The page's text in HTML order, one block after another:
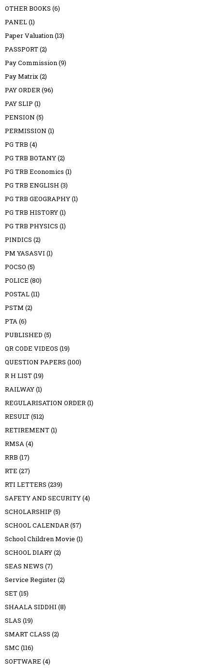
OTHER BOOKS (6)
PANEL(1)
Paper Valuation(13)
PASSPORT(2)
Pay Commission(9)
Pay Matrix(2)
PAY ORDER(96)
PAY SLIP (1)
PENSION (5)
PERMISSION (1)
PG TRB (4)
PG TRB BOTANY(2)
PG TRB Economics (1)
PG TRB ENGLISH (3)
PG TRB GEOGRAPHY(1)
PG TRB HISTORY(1)
PG TRB PHYSICS (1)
PINDICS (2)
PM YASASVI (1)
POCSO (5)
POLICE (80)
POSTAL(11)
PSTM (2)
PTA(6)
PUBLISHED (5)
QR CODE VIDEOS (19)
QUESTION PAPERS (100)
R H LIST(19)
RAILWAY(1)
REGULARISATION ORDER(1)
RESULT(512)
RETIREMENT(1)
RMSA(4)
RRB (17)
RTE (27)
RTI LETTERS (239)
SAFETY AND SECURITY(4)
SCHOLARSHIP (5)
SCHOOL CALENDAR(57)
School Children Movie (1)
SCHOOL DIARY(2)
SEAS NEWS (7)
Service Register(2)
SET(15)
SHAALA SIDDHI (8)
SLAS (19)
SMART CLASS (2)
SMC (116)
SOFTWARE (4)